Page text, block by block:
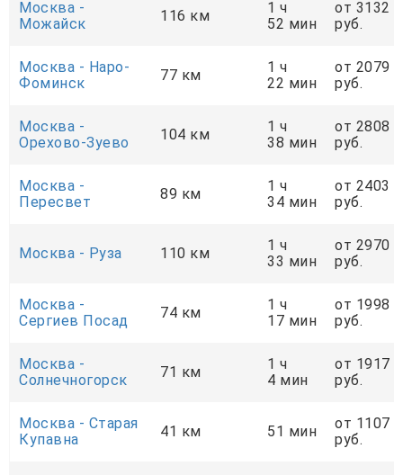
Москва -
Можайск
116 км
1 ч
52 мин
от 3132
руб.
Москва - Наро-
Фоминск
77 км
1 ч
22 мин
от 2079
руб.
Москва -
Орехово-Зуево
104 км
1 ч
38 мин
от 2808
руб.
Москва -
Пересвет
89 км
1 ч
34 мин
от 2403
руб.
Москва - Руза 110 км
1 ч
33 мин
от 2970
руб.
Москва -
Сергиев Посад
74 км
1 ч
17 мин
от 1998
руб.
Москва -
Солнечногорск
71 км
1 ч
4 мин
от 1917
руб.
Москва - Старая
Купавна
41 км 51 мин
от 1107
руб.